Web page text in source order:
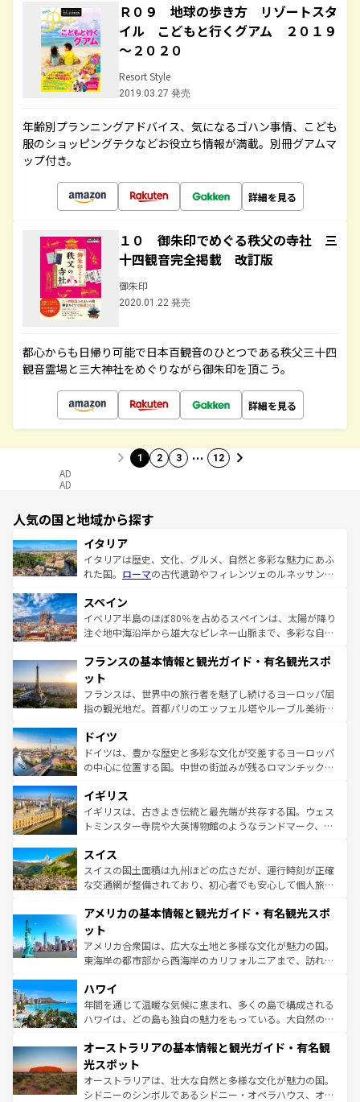
Ｒ０９ 地球の歩き方 リゾートスタ
イル こどもと行くグアム ２０１９
～２０２０
Resort Style
2019.03.27 発売
年齢別プランニングアドバイス、気になるゴハン事情、こども
服のショッピングテクなどお役立ち情報が満載。別冊グアムマ
ップ付き。
詳細を見る
１０ 御朱印でめぐる秩父の寺社 三
十四観音完全掲載 改訂版
御朱印
2020.01.22 発売
都心からも日帰り可能で日本百観音のひとつである秩父三十四
観音霊場と三大神社をめぐりながら御朱印を頂こう。
詳細を見る
1 2 3 … 12
AD
AD
人気の国と地域から探す
イタリア
イタリアは歴史、文化、グルメ、自然と多彩な魅力にあふ
れた国。 ローマの古代遺跡やフィレンツェのルネッサンス
ろん、トスカーナの美しい田園風景やアマルフィ海岸の絶
景など、自然景観も見逃せない。観光の合間には、本場の
ピザやパスタなど、絶品のイタリア料理を堪能することも
ませてくれるイタリアで、忘れられない旅をしてみよう！
なお、新着のイタリア情報は
しい。
スペイン
イベリア半島のほぼ80％を占めるスペインは、太陽が降り
注ぐ地中海沿岸から雄大なピレネー山脈まで、多彩な自然
文化が根付くこの国では、情熱的なフラメンコ、熱気あふ
れる闘牛、そして美味しいタパスが生活の一部となってい
る。首都マドリードの洗練された雰囲気や、バルセロナの
アートに溢れた街角から、地方では古代ローマ遺跡や中世
せる。地方によって風土や気候が異なるスペインはその個
性で訪れる人を魅了する。 なお、新着のスペイン情報は コ
ンテンツ一覧を参照してほしい。
フランスの基本情報と観光ガイド・有名観光スポ
ット
フランスは、世界中の旅行者を魅了し続けるヨーロッパ屈
指の観光地だ。首都パリのエッフェル塔やルーブル美術館
で、幅広い魅力が詰まっている。華麗な宮殿、歴史的な大
聖堂、美しいビーチ、そして豊かな自然が、訪れる者を心
から魅了する。また、フランスは美食の国としても知ら
いる。シャンパンの発祥地であるランス、プロヴァンスの
香り高いラベンダー畑など、多彩な楽しみ方が可能だ。さ
らに、パリ以外の地域にも魅力が溢れており、どの街角に
れる地方に足を運ぶとそれぞれで全く異なる文化を体験で
きるだろう。 なお、新着のフランス情報はコンテンツ一覧
を参照してほしい。
ドイツ
ドイツは、豊かな歴史と多彩な文化が交差するヨーロッパ
の中心に位置する国。中世の街並みが残るロマンチック街
顔を持つこの国は、どこを歩いても飽きることがない。ベ
ルリンの文化的活気、バイエルン州のアルプスの絶景、そ
してライン川沿いのワイン畑といった風景は必見。ビール
は、お酒好きな人にはぜひ体験してほしい。 なお、新着の
ドイツ情報はコンテンツ一覧を参照してほしい。
イギリス
イギリスは、古きよき伝統と最先端が共存する国。ウェス
トミンスター寺院や大英博物館のようなランドマーク、歴
リアごとに異なる魅力がある。また、優雅なアフタヌーン
ティー、ビール好きにはたまらない英国パブ、サッカー観
戦など、本場だからこそできる体験も豊富。イギリスを旅
ンツ一覧を参照してほしい。
スイス
スイスの国土面積は九州ほどの広さだが、運行時刻が正確
な交通網が整備されており、初心者でも安心して個人旅行
の建物がそのまま残る町や、スイスならではのユニークな
博物館もあり、アルプス観光だけでなく町歩きも満喫する
ことができる。国民の所得が高いため物価も高いが、旅行
者向けの交通パス提供のサービスもあり、うまく活用すれ
着のスイス情報は
アメリカの基本情報と観光ガイド・有名観光スポ
ット
アメリカ合衆国は、広大な土地と多様な文化が魅力の国。
東海岸の都市部から西海岸のカリフォルニアまで、訪れる
のような巨大都市は、観光、ショッピング、エンターテイ
ンメントが詰まった刺激的なスポットだ。一方、アメリカ
西部には大自然が広がり、グランドキャニオンやイエロー
部のニューオーリンズでは、音楽と美食が融合した独特の
文化が魅力。旅行者はアメリカの各地域で異なる魅力を楽
しみながら、その多様性と豊かな歴史を感じることができ
るだろう。車でのロードトリップや列車の旅も、アメリカ
ハワイ
年間を通じて温暖な気候に恵まれ、多くの島で構成される
ハワイは、どの島も独自の魅力をもっている。大自然の神
ワイ島は見逃せない。また、定番の観光地といえばオアフ
島だが、静かな自然を求めるならマウイ島やカウアイ島が
おすすめ。エメラルドグリーンに輝く海をはじめ、豊かな
文化や歴史が息づいている。「アロハスピリット」と呼ば
オーストラリアの基本情報と観光ガイド・有名観
光スポット
オーストラリアは、壮大な自然と多様な文化が魅力の国。
シドニーのシンボルであるシドニー・オペラハウス、オー